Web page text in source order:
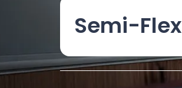
Semi-Flex